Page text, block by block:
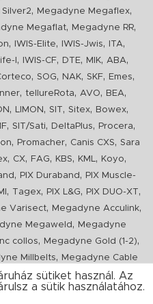
, Megadyne Megaflex,
Megaflat, Megadyne RR,
, IWIS-Elite, IWIS-Jwis, ITA,
I , IWIS-CF, DTE, MIK, ABA,
, SOG, NAK, SKF, Emes,
, tellureRota, AVO, BEA,
, LIMON , SIT, Sitex, Bowex,
, SIT/Sati, DeltaPlus, Procera,
, Promacher, Canis CXS, Sara
, CX, FAG, KBS, KML, Koyo,
, PIX Duraband ,
PIX Muscle-
, Tagex, PIX L&G, PIX DUO-XT,
Varisect, Megadyne Acculink,
Megaweld ,
Megadyne
collos, Megadyne Gold (1-2),
Millbelts,
Megadyne Cable
Down, Optibelt VB,Mitsuboshi
,PIX HARVESTER,Urgent
sütiket használ. Az
a sütik használatához.